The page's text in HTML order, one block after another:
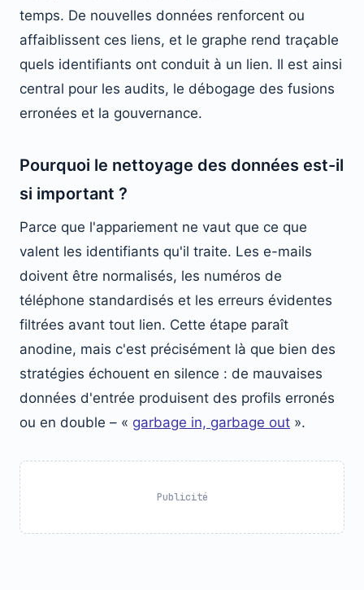
temps. De nouvelles données renforcent ou
affaiblissent ces liens, et le graphe rend traçable
quels identifiants ont conduit à un lien. Il est ainsi
central pour les audits, le débogage des fusions
erronées et la gouvernance.
Pourquoi le nettoyage des données est-il
si important ?
Parce que l'appariement ne vaut que ce que
valent les identifiants qu'il traite. Les e-mails
doivent être normalisés, les numéros de
téléphone standardisés et les erreurs évidentes
filtrées avant tout lien. Cette étape paraît
anodine, mais c'est précisément là que bien des
stratégies échouent en silence : de mauvaises
données d'entrée produisent des profils erronés
ou en double – « garbage in, garbage out ».
Publicité